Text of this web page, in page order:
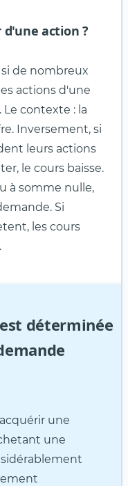
action ?
si de nombreux
actions d'une
contexte : la
Inversement, si
leurs actions
le cours baisse.
à somme nulle,
Si
les cours
déterminée
une
une